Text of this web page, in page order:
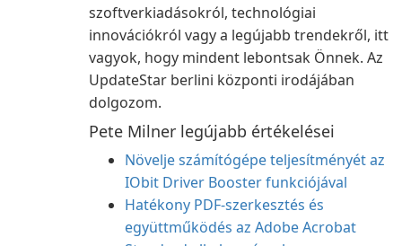
szoftverkiadásokról, technológiai
innovációkról vagy a legújabb trendekről, itt
vagyok, hogy mindent lebontsak Önnek. Az
UpdateStar berlini központi irodájában
dolgozom.
Pete Milner legújabb értékelései
Növelje számítógépe teljesítményét az
IObit Driver Booster funkciójával
Hatékony PDF-szerkesztés és
együttműködés az Adobe Acrobat